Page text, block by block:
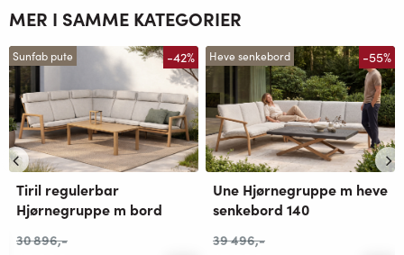
MER I SAMME KATEGORIER
Sunfab pute -42%
Tiril regulerbar
Hjørnegruppe m bord
30 896,-
Heve senkebord -55%
Une Hjørnegruppe m heve
senkebord 140
39 496,-